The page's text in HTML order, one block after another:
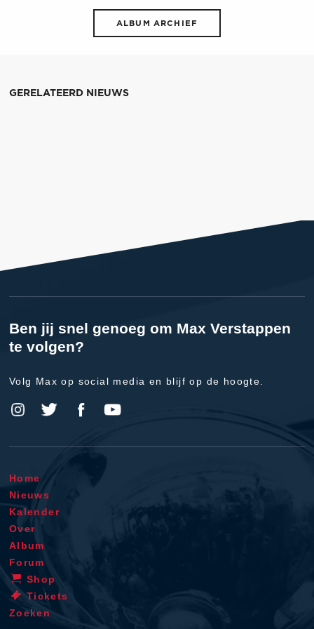
ALBUM ARCHIEF
GERELATEERD NIEUWS
Ben jij snel genoeg om Max Verstappen
te volgen?
Volg Max op social media en blijf op de hoogte.
Home
Nieuws
Kalender
Over
Album
Forum
Shop
Tickets
Zoeken